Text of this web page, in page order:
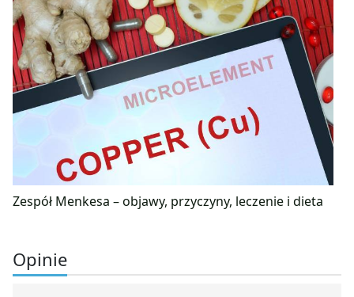
Zespół Menkesa – objawy, przyczyny, leczenie i dieta
Opinie